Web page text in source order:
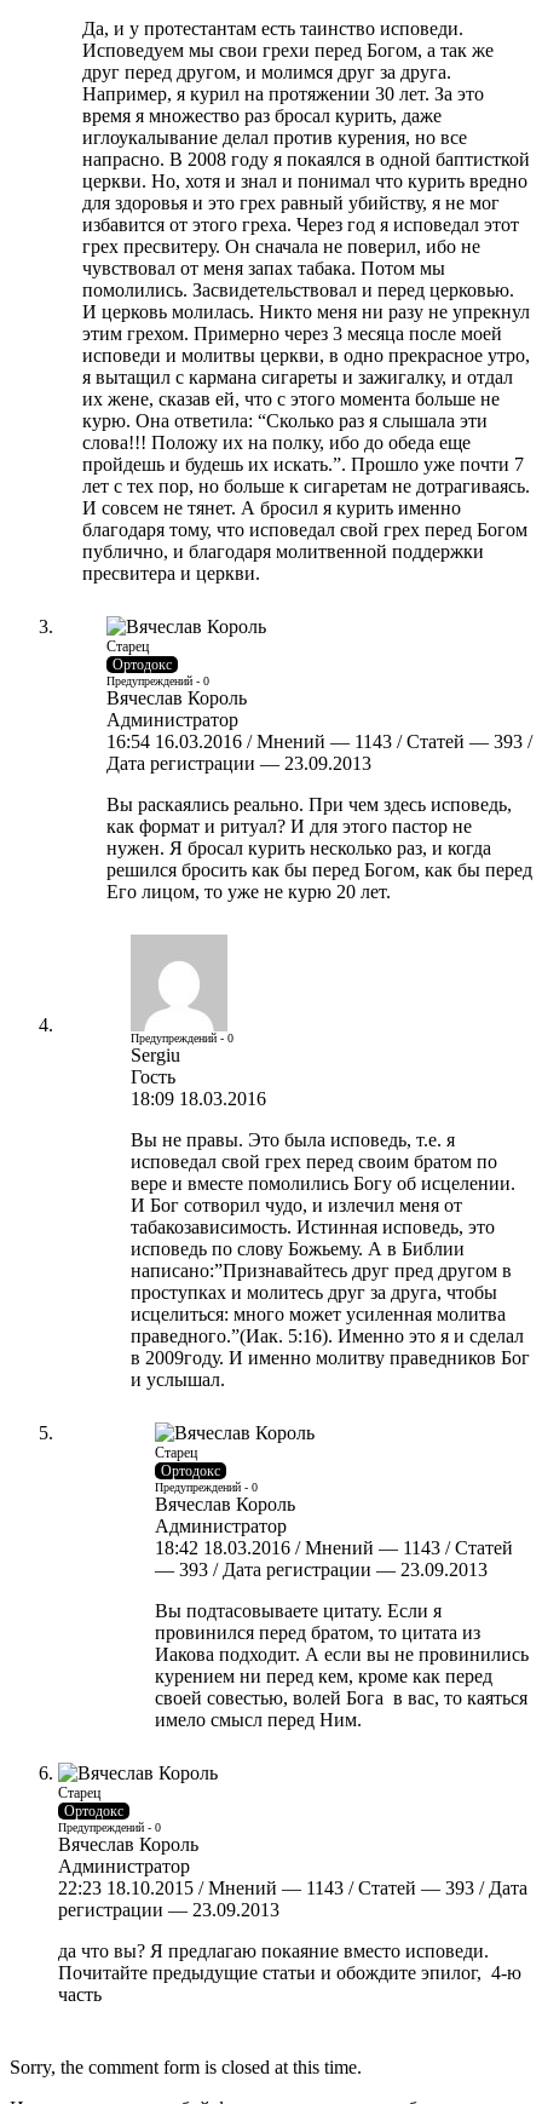
Да, и у протестантам есть таинство исповеди.
Исповедуем мы свои грехи перед Богом, а так же
друг перед другом, и молимся друг за друга.
Например, я курил на протяжении 30 лет. За это
время я множество раз бросал курить, даже
иглоукалывание делал против курения, но все
напрасно. В 2008 году я покаялся в одной баптисткой
церкви. Но, хотя и знал и понимал что курить вредно
для здоровья и это грех равный убийству, я не мог
избавится от этого греха. Через год я исповедал этот
грех пресвитеру. Он сначала не поверил, ибо не
чувствовал от меня запах табака. Потом мы
помолились. Засвидетельствовал и перед церковью.
И церковь молилась. Никто меня ни разу не упрекнул
этим грехом. Примерно через 3 месяца после моей
исповеди и молитвы церкви, в одно прекрасное утро,
я вытащил с кармана сигареты и зажигалку, и отдал
их жене, сказав ей, что с этого момента больше не
курю. Она ответила: “Сколько раз я слышала эти
слова!!! Положу их на полку, ибо до обеда еще
пройдешь и будешь их искать.”. Прошло уже почти 7
лет с тех пор, но больше к сигаретам не дотрагиваясь.
И совсем не тянет. А бросил я курить именно
благодаря тому, что исповедал свой грех перед Богом
публично, и благодаря молитвенной поддержки
пресвитера и церкви.
Старец
Ортодокс
Предупреждений - 0
Вячеслав Король
Администратор
16:54 16.03.2016 / Мнений — 1143 / Статей — 393 /
Дата регистрации — 23.09.2013
Вы раскаялись реально. При чем здесь исповедь,
как формат и ритуал? И для этого пастор не
нужен. Я бросал курить несколько раз, и когда
решился бросить как бы перед Богом, как бы перед
Его лицом, то уже не курю 20 лет.
Предупреждений - 0
Sergiu
Гость
18:09 18.03.2016
Вы не правы. Это была исповедь, т.е. я
исповедал свой грех перед своим братом по
вере и вместе помолились Богу об исцелении.
И Бог сотворил чудо, и излечил меня от
табакозависимость. Истинная исповедь, это
исповедь по слову Божьему. А в Библии
написано:”Признавайтесь друг пред другом в
проступках и молитесь друг за друга, чтобы
исцелиться: много может усиленная молитва
праведного.”(Иак. 5:16). Именно это я и сделал
в 2009году. И именно молитву праведников Бог
и услышал.
Старец
Ортодокс
Предупреждений - 0
Вячеслав Король
Администратор
18:42 18.03.2016 / Мнений — 1143 / Статей
— 393 / Дата регистрации — 23.09.2013
Вы подтасовываете цитату. Если я
провинился перед братом, то цитата из
Иакова подходит. А если вы не провинились
курением ни перед кем, кроме как перед
своей совестью, волей Бога в вас, то каяться
имело смысл перед Ним.
Старец
Ортодокс
Предупреждений - 0
Вячеслав Король
Администратор
22:23 18.10.2015 / Мнений — 1143 / Статей — 393 / Дата
регистрации — 23.09.2013
да что вы? Я предлагаю покаяние вместо исповеди.
Почитайте предыдущие статьи и обождите эпилог, 4-ю
часть
Sorry, the comment form is closed at this time.